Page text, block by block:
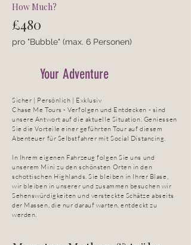
How Much?
£480
pro "Bubble" (max. 6 Personen)
Your Adventure
Sicher | Persönlich | Exklusiv
Chase Me Tours - Verfolgen und Entdecken - sind
unsere Antwort auf die aktuelle Situation. Geniessen
Sie die Vorteile einer geführten Tour auf diesem
Abenteuer für Selbstfahrer mit Social Distancing.
In Ihrem eigenen Fahrzeug folgen Sie uns und
unserem Mini zu den schönsten Orten in den
schottischen Highlands. Sie bleiben in Ihrer Blase,
wir bleiben in unserer und zusammen besuchen wir
Sehenswürdigkeiten und versteckte Schätze abseits
der Massen, die nur darauf warten, entdeckt zu
werden.